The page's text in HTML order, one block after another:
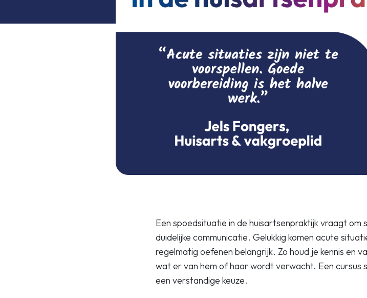
Een spoedsituatie in de huisartsenpraktijk vraagt om
duidelijke communicatie. Gelukkig komen acute
regelmatig oefenen belangrijk. Zo houd je kennis en
wat er van hem of haar wordt verwacht. Een cursus
een verstandige keuze.